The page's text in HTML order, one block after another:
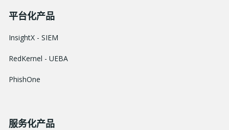
平台化产品
InsightX - SIEM
RedKernel - UEBA
PhishOne
服务化产品